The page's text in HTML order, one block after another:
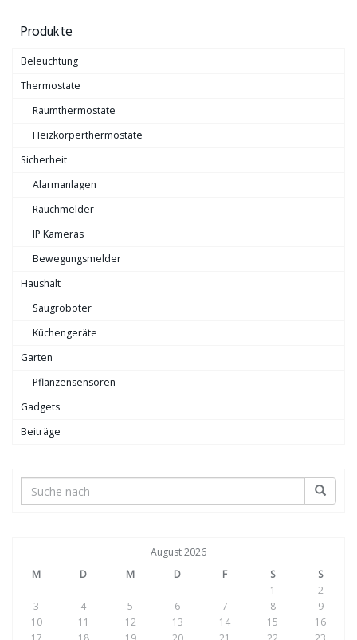
Produkte
Beleuchtung
Thermostate
Raumthermostate
Heizkörperthermostate
Sicherheit
Alarmanlagen
Rauchmelder
IP Kameras
Bewegungsmelder
Haushalt
Saugroboter
Küchengeräte
Garten
Pflanzensensoren
Gadgets
Beiträge
August 2026
M
D M D F S
S
1
2
3
4 5 6 7 8
9
10
11 12 13 14 15
16